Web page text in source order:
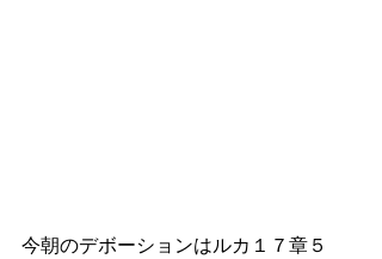
今朝のデボーションはルカ１７章５